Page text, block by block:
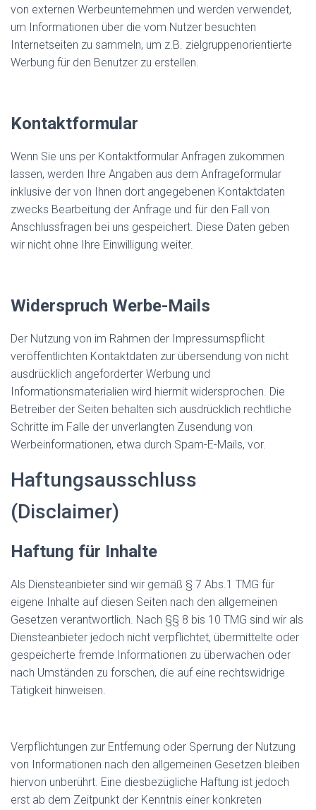
von externen Werbeunternehmen und werden verwendet,
um Informationen über die vom Nutzer besuchten
Internetseiten zu sammeln, um z.B. zielgruppenorientierte
Werbung für den Benutzer zu erstellen.
Kontaktformular
Wenn Sie uns per Kontaktformular Anfragen zukommen
lassen, werden Ihre Angaben aus dem Anfrageformular
inklusive der von Ihnen dort angegebenen Kontaktdaten
zwecks Bearbeitung der Anfrage und für den Fall von
Anschlussfragen bei uns gespeichert. Diese Daten geben
wir nicht ohne Ihre Einwilligung weiter.
Widerspruch Werbe-Mails
Der Nutzung von im Rahmen der Impressumspflicht
veröffentlichten Kontaktdaten zur übersendung von nicht
ausdrücklich angeforderter Werbung und
Informationsmaterialien wird hiermit widersprochen. Die
Betreiber der Seiten behalten sich ausdrücklich rechtliche
Schritte im Falle der unverlangten Zusendung von
Werbeinformationen, etwa durch Spam-E-Mails, vor.
Haftungsausschluss
(Disclaimer)
Haftung für Inhalte
Als Diensteanbieter sind wir gemäß § 7 Abs.1 TMG für
eigene Inhalte auf diesen Seiten nach den allgemeinen
Gesetzen verantwortlich. Nach §§ 8 bis 10 TMG sind wir als
Diensteanbieter jedoch nicht verpflichtet, übermittelte oder
gespeicherte fremde Informationen zu überwachen oder
nach Umständen zu forschen, die auf eine rechtswidrige
Tätigkeit hinweisen.
Verpflichtungen zur Entfernung oder Sperrung der Nutzung
von Informationen nach den allgemeinen Gesetzen bleiben
hiervon unberührt. Eine diesbezügliche Haftung ist jedoch
erst ab dem Zeitpunkt der Kenntnis einer konkreten